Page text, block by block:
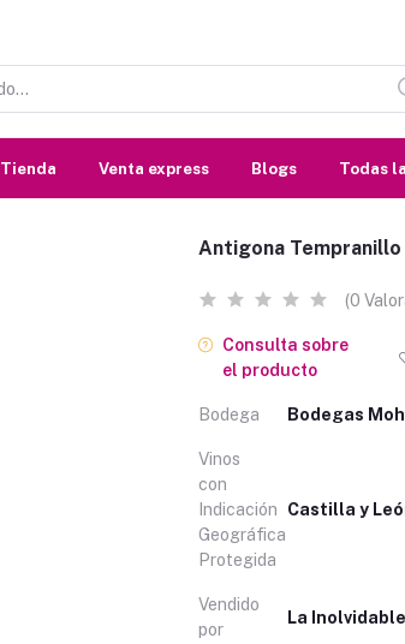
Tienda Venta express Blogs Todas
Antigona
(0
Consulta sobre
el producto
Bodega Bodegas
Vinos
con
Indicación
Geográfica
Protegida
Castilla y
Vendido
por
La Inolvidable